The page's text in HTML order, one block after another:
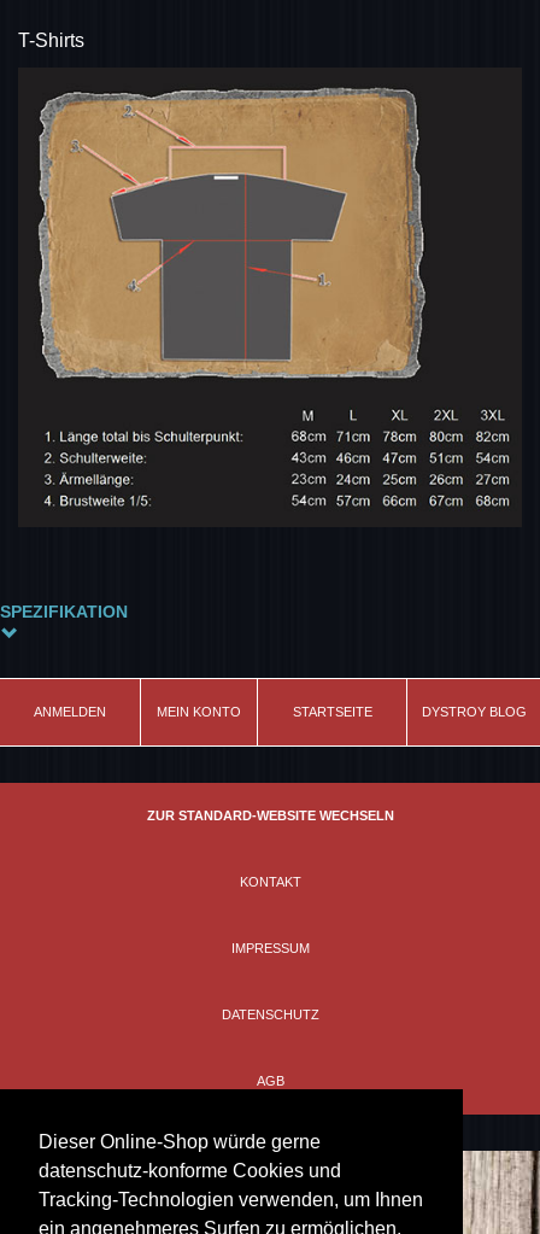
Dieser Online-Shop würde gerne
datenschutz-konforme Cookies und
Tracking-Technologien verwenden, um Ihnen
ein angenehmeres Surfen zu ermöglichen.
T-Shirts
SPEZIFIKATION
L
leicht tailliert
ANMELDEN MEIN KONTO STARTSEITE DYSTROY BLOG
ZUR STANDARD-WEBSITE WECHSELN
KONTAKT
IMPRESSUM
DATENSCHUTZ
AGB